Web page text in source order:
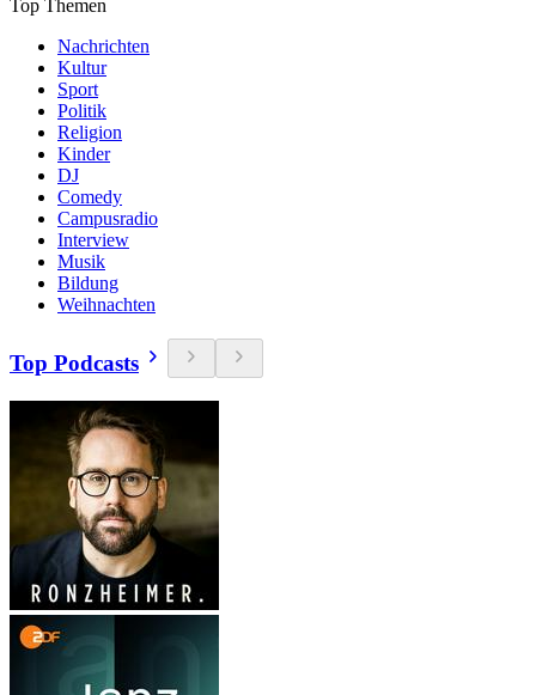
Top Themen
Nachrichten
Kultur
Sport
Politik
Religion
Kinder
DJ
Comedy
Campusradio
Interview
Musik
Bildung
Weihnachten
Top Podcasts